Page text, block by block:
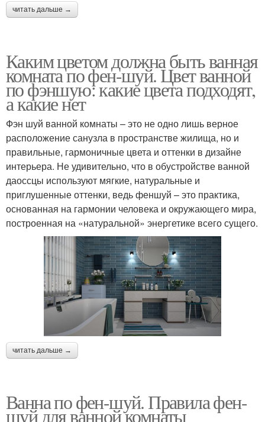
читать дальше →
Каким цветом должна быть ванная
комната по фен-шуй. Цвет ванной
по фэншую: какие цвета подходят,
а какие нет
Фэн шуй ванной комнаты – это не одно лишь верное
расположение санузла в пространстве жилища, но и
правильные, гармоничные цвета и оттенки в дизайне
интерьера. Не удивительно, что в обустройстве ванной
даоссцы используют мягкие, натуральные и
приглушенные оттенки, ведь феншуй – это практика,
основанная на гармонии человека и окружающего мира,
построенная на «натуральной» энергетике всего сущего.
читать дальше →
Ванна по фен-шуй. Правила фен-
шуй для ванной комнаты